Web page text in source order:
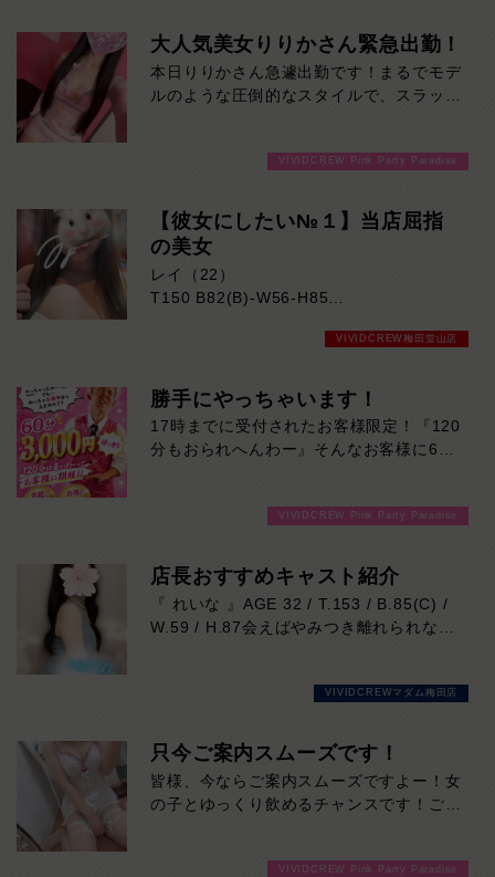
大人気美女りりかさん緊急出勤！
本日りりかさん急遽出勤です！まるでモデ
ルのような圧倒的なスタイルで、スラッと
見た目の美しさはもちろん、親しみやすい
も自然と会話が弾み、心地よい時間を過ご
していただけます。気になる方はご来店お
待ちしております！
VIVIDCREW Pink Party Paradise
【彼女にしたい№１】当店屈指
の美女
レイ（22）
T150 B82(B)-W56-H85
明るい笑顔と人懐っこい性格が魅力のレイ
親しみやすい雰囲気で、初対面でも自然と
会話が弾みます。
持ち前の愛嬌とフレッシュな魅力に、思わ
ず癒やされる方も多いはず。
レイさんならではの魅力です。
すめ！
気になった方は、ぜひ一度レイさんに会い
VIVIDCREW梅田堂山店
勝手にやっちゃいます！
17時までに受付されたお客様限定！『120
分もおられへんわー』そんなお客様に60
めるチャンス！たっぷり楽しみたい方は
分！その日の予定に合わせてお選びくださ
い！ご来店お待ちしております！
VIVIDCREW Pink Party Paradise
店長おすすめキャスト紹介
『 れいな 』AGE 32 / T.153 / B.85(C) /
W.59 / H.87会えばやみつき離れられない
当店のコンセプトぴったりの美しさが溢れ
その笑顔は全ての男性を虜にすること間違
いなし♡
行列必至の女性になります！！！
お遊びはお早めに♡本日の出勤…12:00～
VIVIDCREWマダム梅田店
只今ご案内スムーズです！
皆様、今ならご案内スムーズですよー！女
の子とゆっくり飲めるチャンスです！ご来
VIVIDCREW Pink Party Paradise